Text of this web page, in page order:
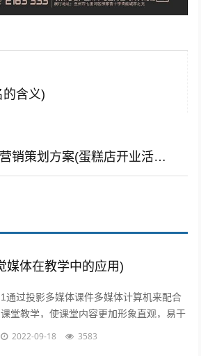
的含义)
蛋糕店开业活动营销策划方案(蛋糕店开业活动营销策划方案前言)
媒体在教学中的应用)
1通过投影多媒体课件多媒体计算机来配合
课堂教学，使课堂内容更加形象直观，易于
师生情感交流，及时反馈和引导，从而有效
2022-09-18 3583